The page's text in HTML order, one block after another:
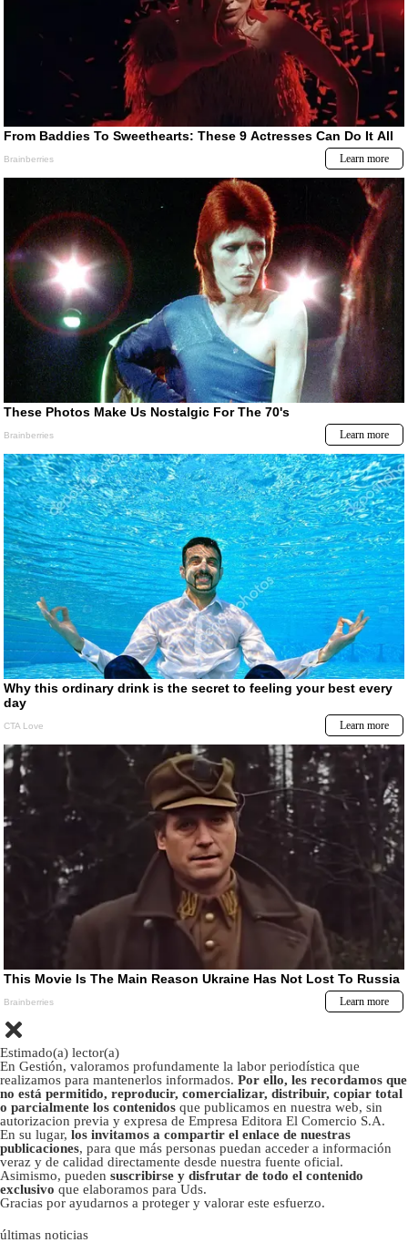
Estimado(a) lector(a)
En Gestión, valoramos profundamente la labor periodística que
realizamos para mantenerlos informados. Por ello, les recordamos que
no está permitido, reproducir, comercializar, distribuir, copiar total
o parcialmente los contenidos que publicamos en nuestra web, sin
autorizacion previa y expresa de Empresa Editora El Comercio S.A.
En su lugar, los invitamos a compartir el enlace de nuestras
publicaciones, para que más personas puedan acceder a información
veraz y de calidad directamente desde nuestra fuente oficial.
Asimismo, pueden suscribirse y disfrutar de todo el contenido
exclusivo que elaboramos para Uds.
Gracias por ayudarnos a proteger y valorar este esfuerzo.
últimas noticias